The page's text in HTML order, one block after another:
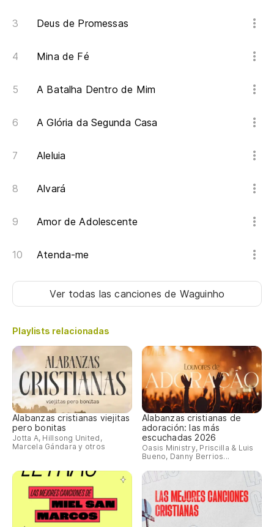
Deus de Promessas
Mina de Fé
A Batalha Dentro de Mim
A Glória da Segunda Casa
Aleluia
Alvará
Amor de Adolescente
Atenda-me
Ver todas las cancionesde Waguinho
Playlists relacionadas
Alabanzas cristianas viejitas
pero bonitas
Jotta A, Hillsong United,
Marcela Gándara y otros
Alabanzas cristianas de
adoración: las más
escuchadas 2026
Oasis Ministry, Priscilla & Luis
Bueno, Danny Berrios...